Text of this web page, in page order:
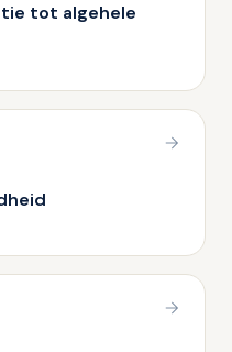
tot algehele